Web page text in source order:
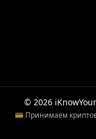
© 2026
💳 Принимаем